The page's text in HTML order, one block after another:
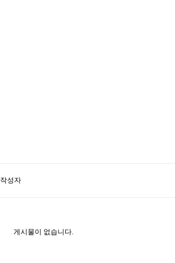
작성자
게시물이 없습니다.